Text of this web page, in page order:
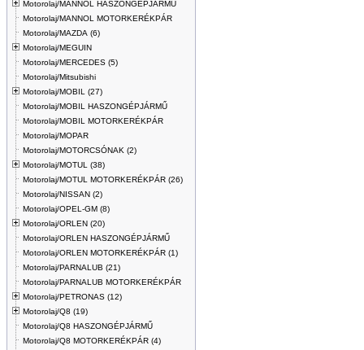
Motorolaj/MANNOL HASZONGÉPJÁRMŰ
Motorolaj/MANNOL MOTORKERÉKPÁR
Motorolaj/MAZDA (6)
Motorolaj/MEGUIN
Motorolaj/MERCEDES (5)
Motorolaj/Mitsubishi
Motorolaj/MOBIL (27)
Motorolaj/MOBIL HASZONGÉPJÁRMŰ
Motorolaj/MOBIL MOTORKERÉKPÁR
Motorolaj/MOPAR
Motorolaj/MOTORCSÓNAK (2)
Motorolaj/MOTUL (38)
Motorolaj/MOTUL MOTORKERÉKPÁR (26)
Motorolaj/NISSAN (2)
Motorolaj/OPEL-GM (8)
Motorolaj/ORLEN (20)
Motorolaj/ORLEN HASZONGÉPJÁRMŰ
Motorolaj/ORLEN MOTORKERÉKPÁR (1)
Motorolaj/PARNALUB (21)
Motorolaj/PARNALUB MOTORKERÉKPÁR
Motorolaj/PETRONAS (12)
Motorolaj/Q8 (19)
Motorolaj/Q8 HASZONGÉPJÁRMŰ
Motorolaj/Q8 MOTORKERÉKPÁR (4)